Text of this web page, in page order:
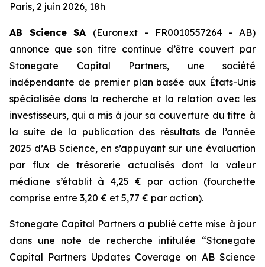
Paris, 2 juin 2026, 18h
AB Science SA (Euronext - FR0010557264 - AB)
annonce que son titre continue d’être couvert par
Stonegate Capital Partners, une société
indépendante de premier plan basée aux États-Unis
spécialisée dans la recherche et la relation avec les
investisseurs, qui a mis à jour sa couverture du titre à
la suite de la publication des résultats de l’année
2025 d’AB Science, en s’appuyant sur une évaluation
par flux de trésorerie actualisés dont la valeur
médiane s’établit à 4,25 € par action (fourchette
comprise entre 3,20 € et 5,77 € par action).
Stonegate Capital Partners a publié cette mise à jour
dans une note de recherche intitulée “Stonegate
Capital Partners Updates Coverage on AB Science